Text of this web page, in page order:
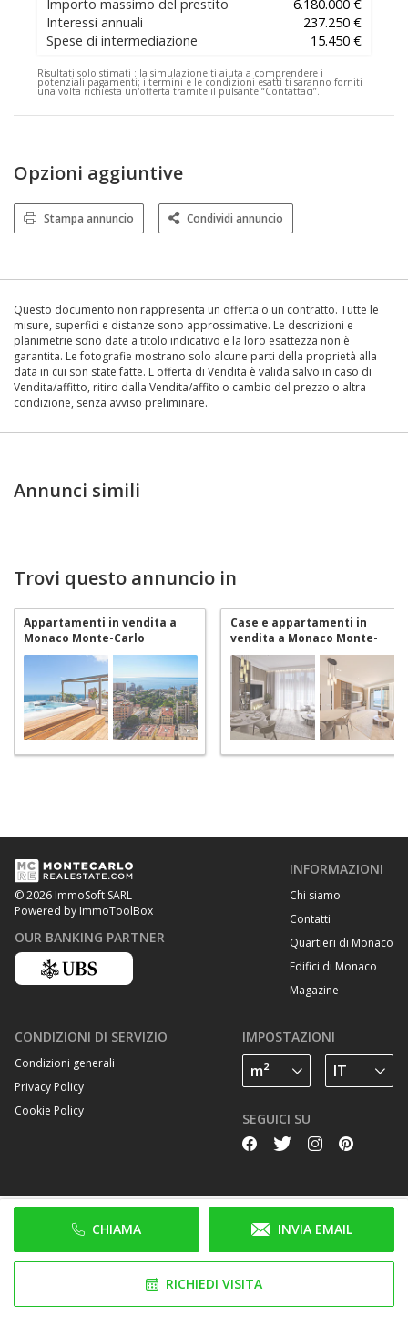
Importo massimo del prestito
6.180.000 €
Interessi annuali
237.250 €
Spese di intermediazione
15.450 €
Risultati solo stimati : la simulazione ti aiuta a comprendere i
potenziali pagamenti; i termini e le condizioni esatti ti saranno forniti
una volta richiesta un'offerta tramite il pulsante “Contattaci”.
CHIAMA INVIA EMAIL
RICHIEDI VISITA
Opzioni aggiuntive
Stampa annuncio Condividi annuncio
Questo documento non rappresenta un offerta o un contratto. Tutte le
misure, superfici e distanze sono approssimative. Le descrizioni e
planimetrie sono date a titolo indicativo e la loro esattezza non è
garantita. Le fotografie mostrano solo alcune parti della proprietà alla
data in cui son state fatte. L offerta di Vendita è valida salvo in caso di
Vendita/affitto, ritiro dalla Vendita/affito o cambio del prezzo o altra
condizione, senza avviso preliminare.
Annunci simili
Trovi questo annuncio in
Appartamenti in vendita a
Monaco Monte-Carlo
Case e appartamenti in
vendita a Monaco Monte-
Carlo
© 2026 ImmoSoft SARL
Powered by ImmoToolBox
OUR BANKING PARTNER
INFORMAZIONI
Chi siamo
Contatti
Quartieri di Monaco
Edifici di Monaco
Magazine
CONDIZIONI DI SERVIZIO
Condizioni generali
Privacy Policy
Cookie Policy
IMPOSTAZIONI
SEGUICI SU